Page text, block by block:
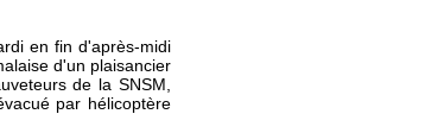
en fin d'après-midi
d'un plaisancier
de la SNSM,
par hélicoptère